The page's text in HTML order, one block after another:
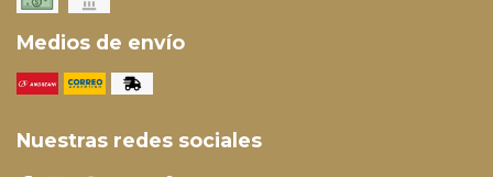
Medios de envío
Nuestras redes sociales